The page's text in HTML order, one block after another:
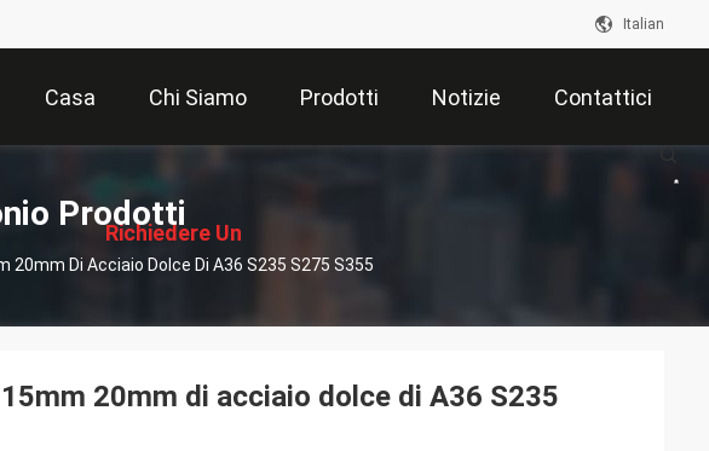
Italian
Casa Chi Siamo Prodotti Notizie Contattici
述
Richiedere Un
Preventivo
Prodotti
Di Acciaio Dolce Di A36 S235 S275 S355
20mm di acciaio dolce di A36 S235